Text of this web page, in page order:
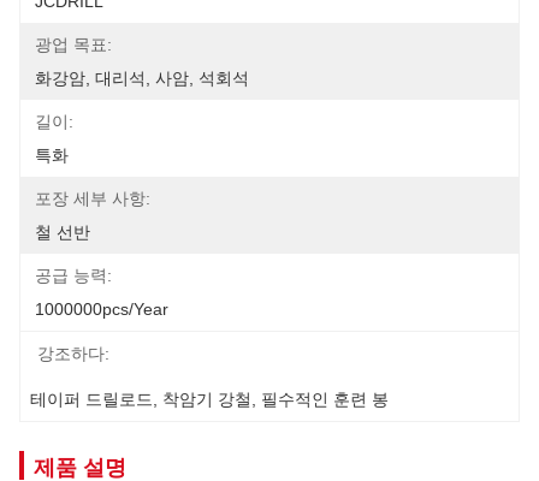
광업 목표:
화강암, 대리석, 사암, 석회석
길이:
특화
포장 세부 사항:
철 선반
공급 능력:
1000000pcs/year
강조하다:
테이퍼 드릴로드 착암기 강철 필수적인 훈련 봉
제품 설명